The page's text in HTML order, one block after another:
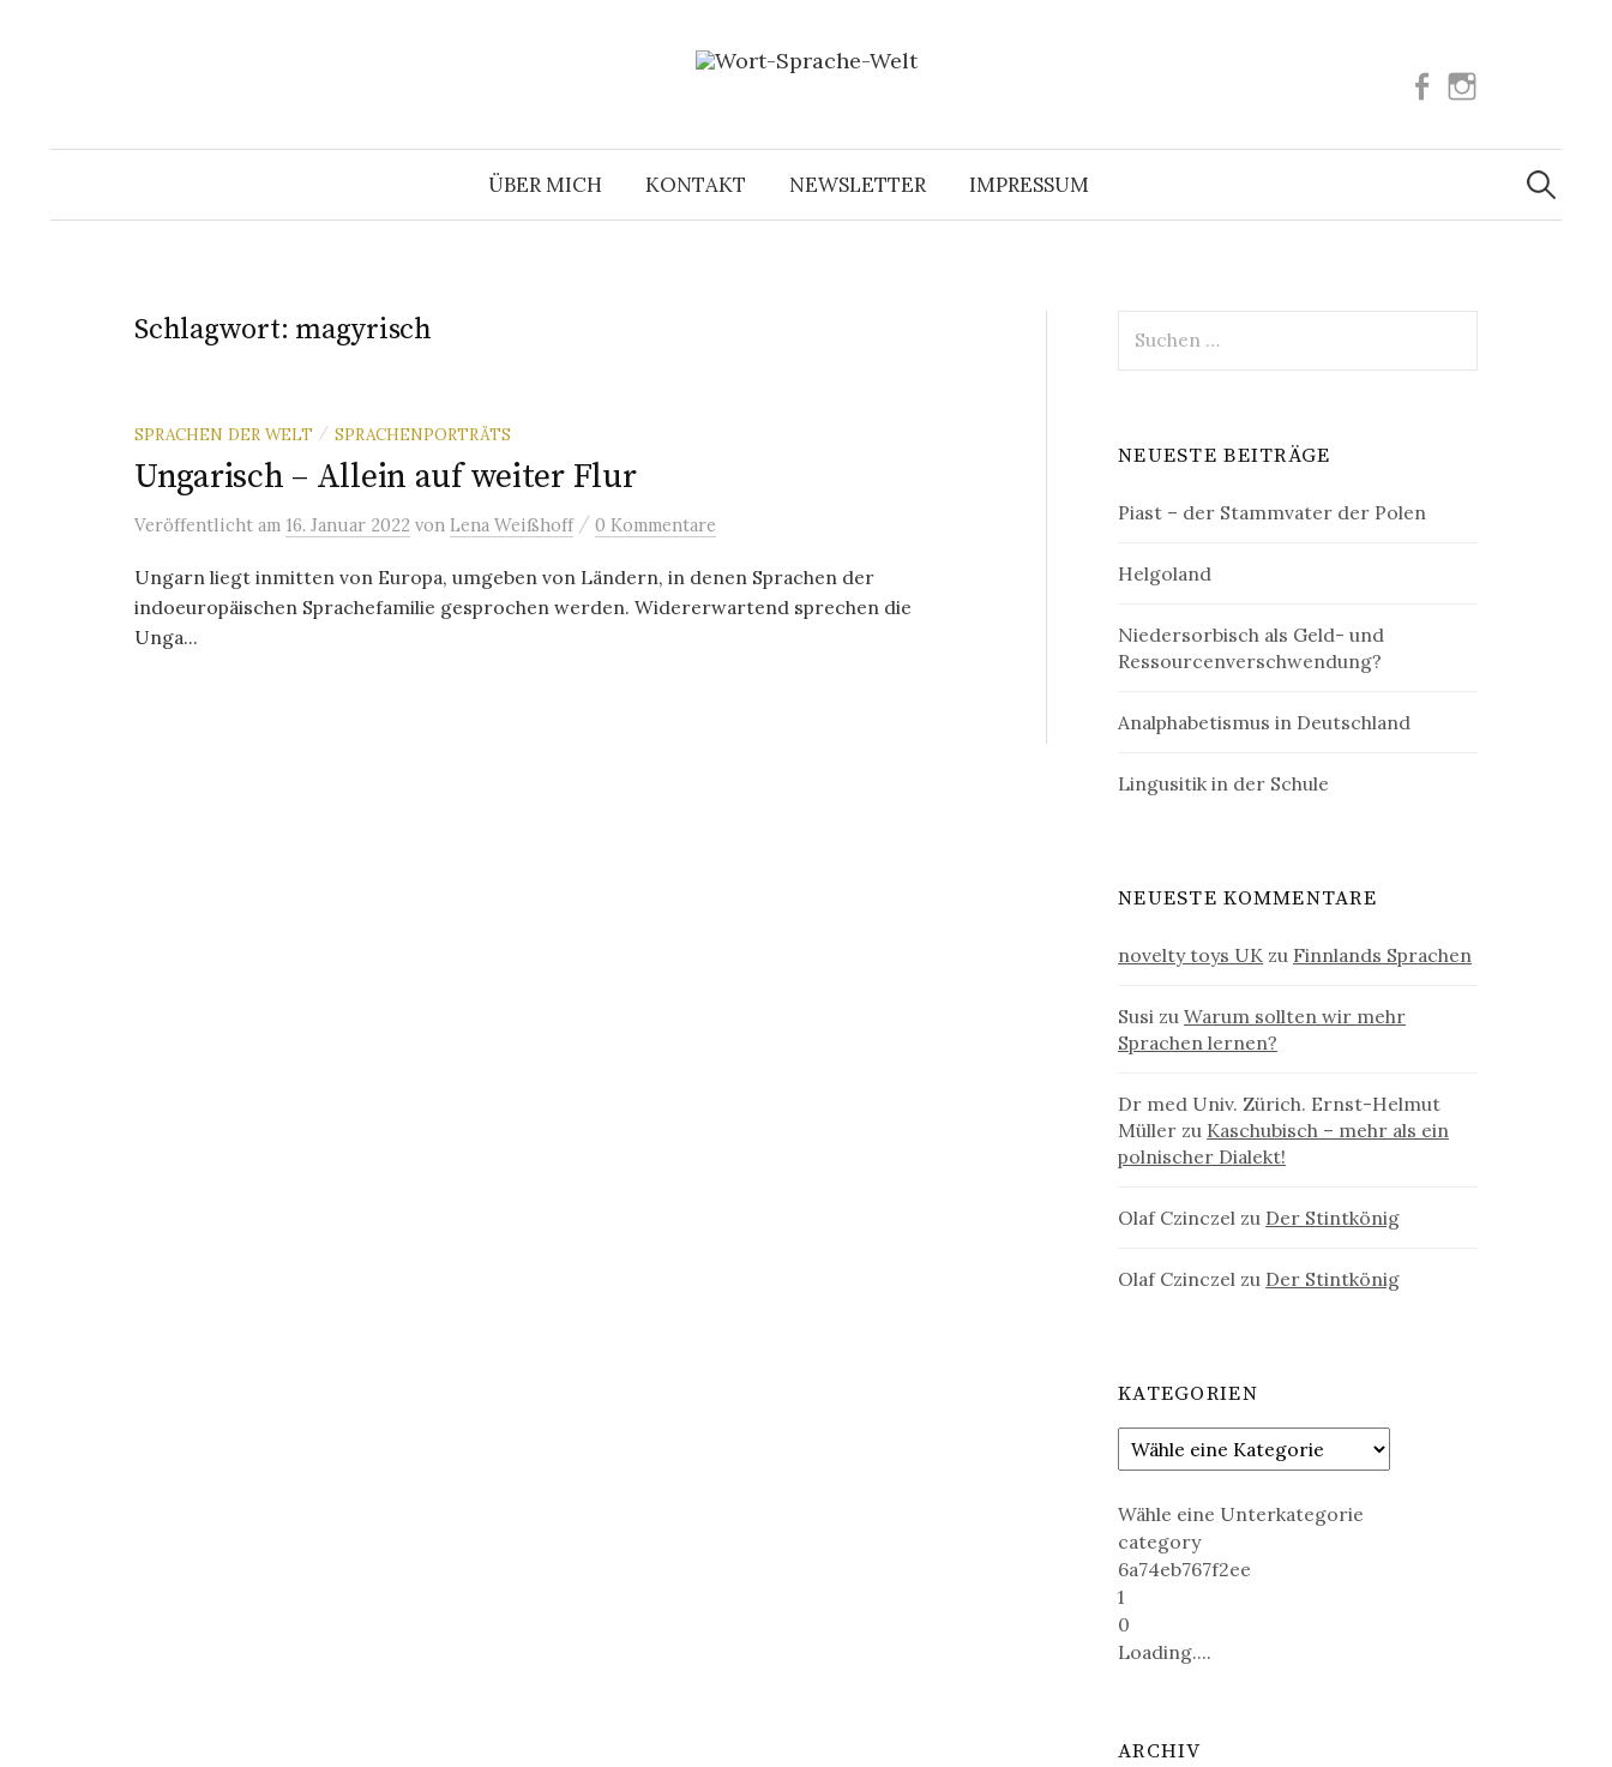
Facebook
ÜBER MICH KONTAKT NEWSLETTER IMPRESSUM
Suchen
nach:
Schlagwort: magyrisch
SPRACHEN DER WELT / SPRACHENPORTRÄTS
Ungarisch – Allein auf weiter Flur
Veröffentlicht am 16. Januar 2022 von Lena Weißhoff / 0 Kommentare
Ungarn liegt inmitten von Europa, umgeben von Ländern, in denen Sprachen der
indoeuropäischen Sprachefamilie gesprochen werden. Widererwartend sprechen die
Unga...
nach:
NEUESTE BEITRÄGE
Piast – der Stammvater der Polen
Helgoland
Niedersorbisch als Geld- und
Ressourcenverschwendung?
Analphabetismus in Deutschland
Lingusitik in der Schule
NEUESTE KOMMENTARE
novelty toys UK zu Finnlands Sprachen
Susi zuWarum sollten wir mehr
Sprachen lernen?
Dr med Univ. Zürich. Ernst-Helmut
Müller zu Kaschubisch – mehr als ein
polnischer Dialekt!
Olaf Czinczel zu Der Stintkönig
Olaf Czinczel zu Der Stintkönig
KATEGORIEN
Wähle eine Unterkategorie
category
6a74eb767f2ee
1
0
Loading....
ARCHIV